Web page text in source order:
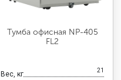
Тумба офисная NP-405
FL2
Вес, кг 21